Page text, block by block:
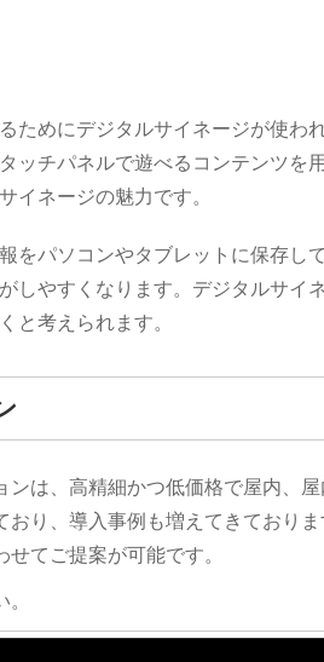
ためにデジタルサイネージが使わ
ッチパネルで遊べるコンテンツ
イネージの魅力です。
をパソコンやタブレットに保存
しやすくなります。デジタルサイ
と考えられます。
は、高精細かつ低価格で屋内、
り、導入事例も増えてきておりま
てご提案が可能です。